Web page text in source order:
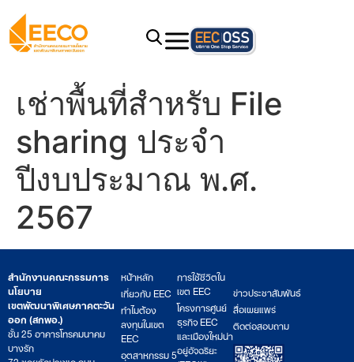
เช่าพื้นที่สำหรับ File
sharing ประจำ
ปีงบประมาณ พ.ศ.
2567
สำนักงานคณะกรรมการ
นโยบาย
เขตพัฒนาพิเศษภาคตะวัน
ออก (สกพอ.)
ชั้น 25 อาคารโทรคมนาคม
บางรัก
หน้าหลัก
เกี่ยวกับ EEC
ทำไมต้อง
ลงทุนในเขต
EEC
อุตสาหกรรม 5
การใช้ชีวิตใน
เขต EEC
โครงการศูนย์
ธุรกิจ EEC
และเมืองใหม่น่า
อยู่อัจฉริยะ
ข่าวประชาสัมพันธ์
สื่อเผยแพร่
ติดต่อสอบถาม